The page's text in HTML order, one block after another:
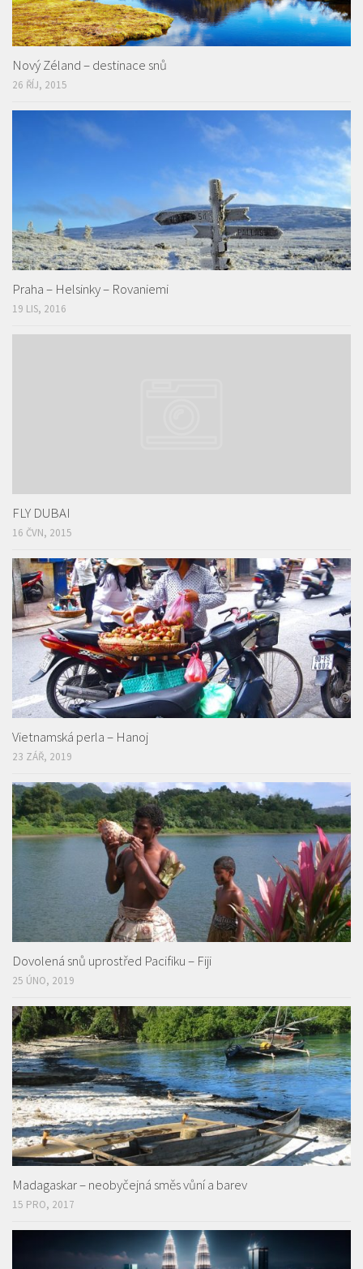
Nový Zéland – destinace snů
26 ŘÍJ, 2015
Praha – Helsinky – Rovaniemi
19 LIS, 2016
FLY DUBAI
16 ČVN, 2015
Vietnamská perla – Hanoj
23 ZÁŘ, 2019
Dovolená snů uprostřed Pacifiku – Fiji
25 ÚNO, 2019
Madagaskar – neobyčejná směs vůní a barev
15 PRO, 2017